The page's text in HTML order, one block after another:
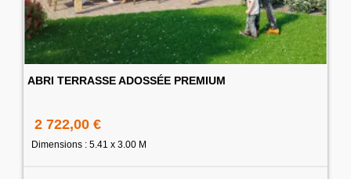
ABRI TERRASSE ADOSSÉE PREMIUM
2 722,00 €
Dimensions : 5.41 x 3.00 M